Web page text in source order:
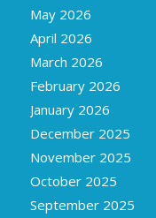
May 2026
April 2026
March 2026
February 2026
January 2026
December 2025
November 2025
October 2025
September 2025